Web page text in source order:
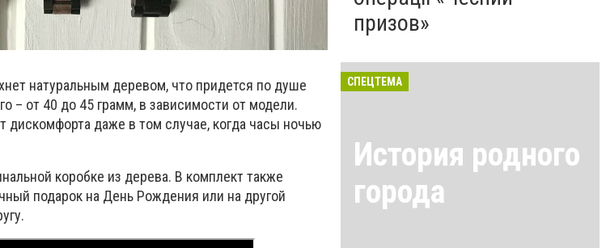
натуральным деревом, что придется по душе
– от 40 до 45 грамм, в зависимости от модели.
дискомфорта даже в том случае, когда часы ночью
коробке из дерева. В комплект также
подарок на День Рождения или на другой
призов»
СПЕЦТЕМА
История родного
города